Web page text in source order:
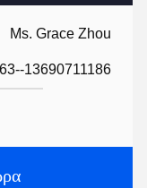
Ms. Grace Zhou
13690711186